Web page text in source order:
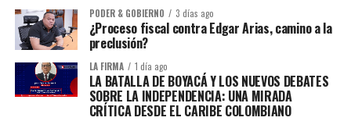
PODER & GOBIERNO 3 días ago
¿Proceso fiscal contra Edgar Arias, camino a la
preclusión?
LA FIRMA 1 día ago
LA BATALLA DE BOYACÁ Y LOS NUEVOS DEBATES
SOBRE LA INDEPENDENCIA: UNA MIRADA
CRÍTICA DESDE EL CARIBE COLOMBIANO